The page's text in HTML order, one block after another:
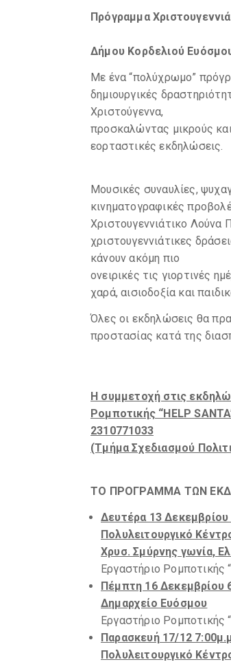
Πρόγραμμα
Δήμου Κορδελιού
Με ένα “πολύχρωμο”
δημιουργικές
Χριστούγεννα,
προσκαλώντας μικρούς
εορταστικές εκδηλώσεις.
Μουσικές συναυλίες,
κινηματογραφικές
Χριστουγεννιάτικο Λούνα
χριστουγεννιάτικες
κάνουν ακόμη πιο
ονειρικές τις γιορτινές
χαρά, αισιοδοξία και
Όλες οι εκδηλώσεις θα
προστασίας κατά της
Η συμμετοχή στις
Ρομποτικής “HELP
2310771033
(Τμήμα Σχεδιασμού
ΤΟ ΠΡΟΓΡΑΜΜΑ ΤΩΝ
Δευτέρα 13 Δεκεμβρίου
Πολυλειτουργικό
Χρυσ. Σμύρνης γωνία,
Εργαστήριο Ρομποτικής
Πέμπτη 16 Δεκεμβρίου
Δημαρχείο Ευόσμου
Εργαστήριο Ρομποτικής
Παρασκευή 17/12
Πολυλειτουργικό